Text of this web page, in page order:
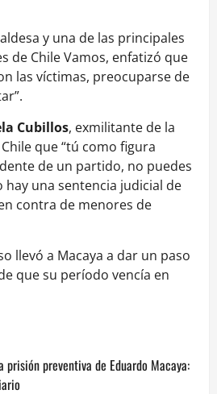
y una de las principales
de Chile Vamos, enfatizó que
las víctimas, preocuparse de
Cubillos, exmilitante de la
que “tú como figura
de un partido, no puedes
una sentencia judicial de
contra de menores de
llevó a Macaya a dar un paso
que su período vencía en
prisión preventiva de Eduardo Macaya: